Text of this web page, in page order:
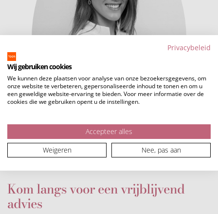
Kom langs voor een vrijblijvend
advies
Privacybeleid
Wij gebruiken cookies
We kunnen deze plaatsen voor analyse van onze bezoekersgegevens, om
onze website te verbeteren, gepersonaliseerde inhoud te tonen en om u
een geweldige website-ervaring te bieden. Voor meer informatie over de
cookies die we gebruiken opent u de instellingen.
Accepteer alles
Weigeren
Nee, pas aan